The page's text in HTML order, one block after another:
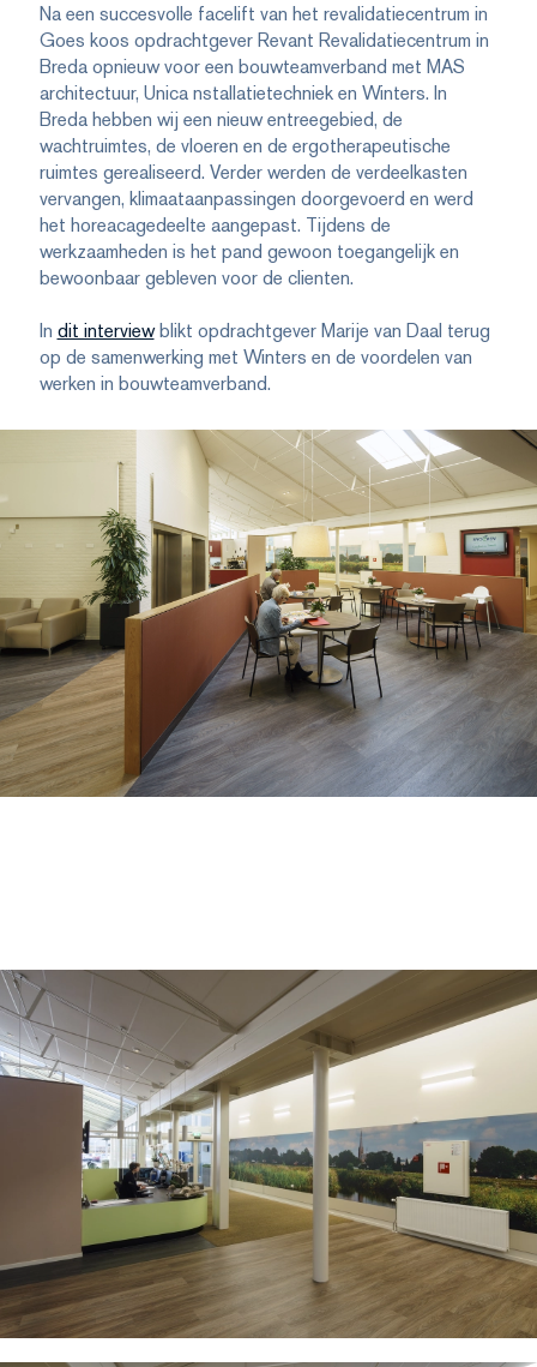
Na een succesvolle facelift van het revalidatiecentrum in
Goes koos opdrachtgever Revant Revalidatiecentrum in
Breda opnieuw voor een bouwteamverband met MAS
architectuur, Unica nstallatietechniek en Winters. In
Breda hebben wij een nieuw entreegebied, de
wachtruimtes, de vloeren en de ergotherapeutische
ruimtes gerealiseerd. Verder werden de verdeelkasten
vervangen, klimaataanpassingen doorgevoerd en werd
het horeacagedeelte aangepast. Tijdens de
werkzaamheden is het pand gewoon toegangelijk en
bewoonbaar gebleven voor de clienten.
In dit interviewblikt opdrachtgever Marije van Daal terug
op de samenwerking met Winters en de voordelen van
werken in bouwteamverband.